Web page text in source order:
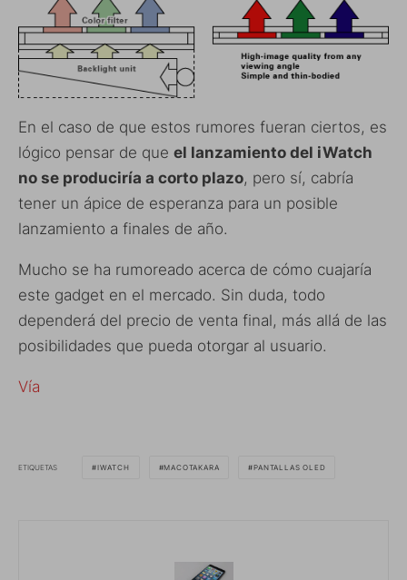
En el caso de que estos rumores fueran ciertos, es
lógico pensar de que el lanzamiento del iWatch
no se produciría a corto plazo, pero sí, cabría
tener un ápice de esperanza para un posible
lanzamiento a finales de año.
Mucho se ha rumoreado acerca de cómo cuajaría
este gadget en el mercado. Sin duda, todo
dependerá del precio de venta final, más allá de las
posibilidades que pueda otorgar al usuario.
Vía
ETIQUETAS IWATCH MACOTAKARA PANTALLAS OLED